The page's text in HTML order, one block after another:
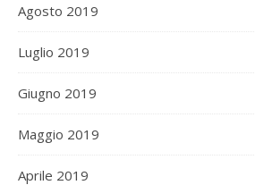
Agosto 2019
Luglio 2019
Giugno 2019
Maggio 2019
Aprile 2019